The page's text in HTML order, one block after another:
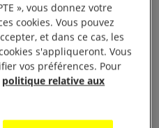
?
?
», vous donnez votre
cookies. Vous pouvez
et dans ce cas, les
s'appliqueront. Vous
vos préférences. Pour
politique relative aux